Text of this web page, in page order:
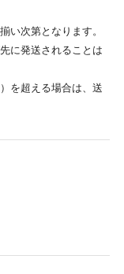
い次第となります。
に発送されることは
を超える場合は、送